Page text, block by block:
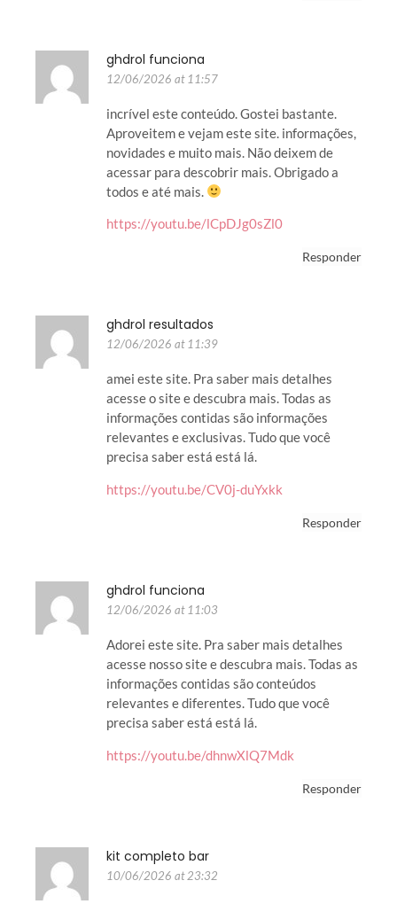
ghdrol funciona
12/06/2026 at 11:57
incrível este conteúdo. Gostei bastante.
Aproveitem e vejam este site. informações,
novidades e muito mais. Não deixem de
acessar para descobrir mais. Obrigado a
todos e até mais.
https://youtu.be/lCpDJg0sZl0
Responder
ghdrol resultados
12/06/2026 at 11:39
amei este site. Pra saber mais detalhes
acesse o site e descubra mais. Todas as
informações contidas são informações
relevantes e exclusivas. Tudo que você
precisa saber está está lá.
https://youtu.be/CV0j-duYxkk
Responder
ghdrol funciona
12/06/2026 at 11:03
Adorei este site. Pra saber mais detalhes
acesse nosso site e descubra mais. Todas as
informações contidas são conteúdos
relevantes e diferentes. Tudo que você
precisa saber está está lá.
https://youtu.be/dhnwXlQ7Mdk
Responder
kit completo bar
10/06/2026 at 23:32